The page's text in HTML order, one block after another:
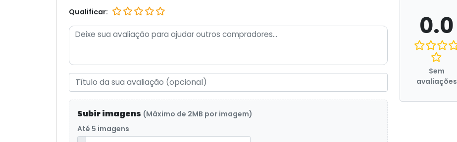
Qualificar:
Subir imagens (Máximo de 2MB por imagem)
Até 5 imagens
0.0
Sem
avaliações